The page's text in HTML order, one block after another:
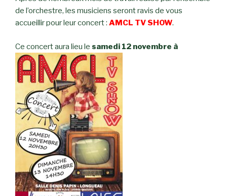
de l’orchestre, les musiciens seront ravis de vous
accueillir pour leur concert : AMCL TV SHOW.
Ce concert aura lieu le samedi 12 novembre à